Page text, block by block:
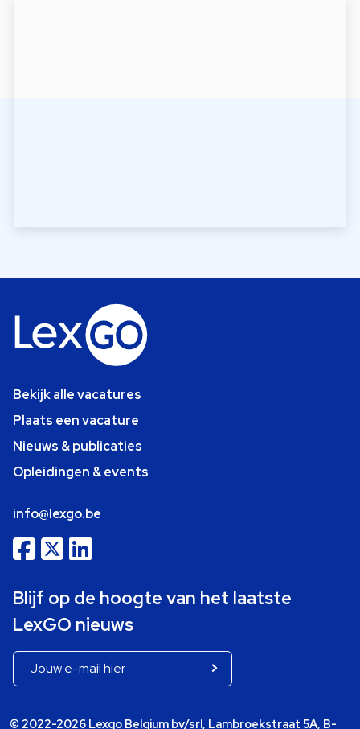
Bekijk alle vacatures
Plaats een vacature
Nieuws & publicaties
Opleidingen & events
info@lexgo.be
Blijf op de hoogte van het laatste
LexGO nieuws
© 2022-2026 Lexgo Belgium bv/srl, Lambroekstraat 5A, B-